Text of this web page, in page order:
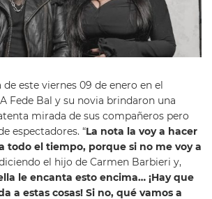
este viernes 09 de enero en el
Fede Bal y su novia brindaron una
mirada de sus compañeros pero
espectadores. “La nota la voy a hacer
todo el tiempo, porque si no me voy a
el hijo de Carmen Barbieri y,
le encanta esto encima… ¡Hay que
a estas cosas! Si no, qué vamos a